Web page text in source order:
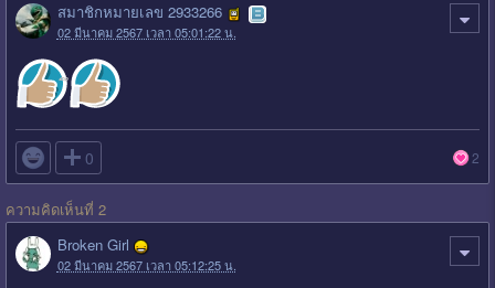
สมาชิกหมายเลข 2933266
02 มีนาคม 2567 เวลา 05:01:22 น.
 0 2
ความคิดเห็นที่ 2
Broken Girl
02 มีนาคม 2567 เวลา 05:12:25 น.